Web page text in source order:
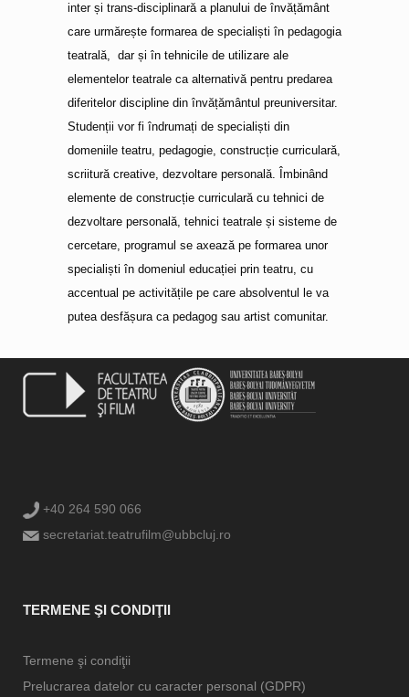
inter și trans-disciplinară a planului de învățământ
care urmărește formarea de specialiști în pedagogia
teatrală, dar și în tehnicile de utilizare ale
elementelor teatrale ca alternativă pentru predarea
diferitelor discipline din învățământul preuniversitar.
Studenții vor fi îndrumați de specialiști din
domeniile teatru, pedagogie, construcție curriculară,
scriitură creative, dezvoltare personală. Îmbinând
elemente de construcție curriculară cu tehnici de
dezvoltare personală, tehnici teatrale și sisteme de
cercetare, programul se axează pe formarea unor
specialiști în domeniul educației prin teatru, cu
accentual pe activitățile pe care absolventul le va
putea desfășura ca pedagog sau artist comunitar.
+40 264 590 066
secretariat.teatrufilm@ubbcluj.ro
TERMENE ŞI CONDIŢII
Termene şi condiţii
Prelucrarea datelor cu caracter personal (GDPR)